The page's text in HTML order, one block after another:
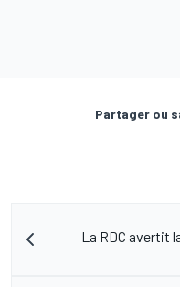
Partager ou
La RDC avertit